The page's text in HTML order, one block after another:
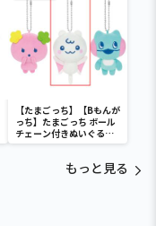
【たまごっち】【Bもんが
っち】たまごっち ボール
チェーン付きぬいぐるみ
～Tamagotchi
もっと見る